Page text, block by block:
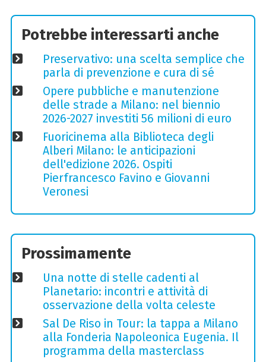
Potrebbe interessarti anche
Preservativo: una scelta semplice che
parla di prevenzione e cura di sé
Opere pubbliche e manutenzione
delle strade a Milano: nel biennio
2026-2027 investiti 56 milioni di euro
Fuoricinema alla Biblioteca degli
Alberi Milano: le anticipazioni
dell'edizione 2026. Ospiti
Pierfrancesco Favino e Giovanni
Veronesi
Prossimamente
Una notte di stelle cadenti al
Planetario: incontri e attività di
osservazione della volta celeste
Sal De Riso in Tour: la tappa a Milano
alla Fonderia Napoleonica Eugenia. Il
programma della masterclass